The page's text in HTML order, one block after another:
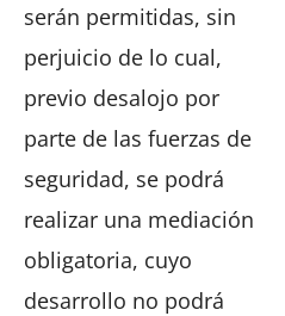
serán permitidas, sin
perjuicio de lo cual,
previo desalojo por
parte de las fuerzas de
seguridad, se podrá
realizar una mediación
obligatoria, cuyo
desarrollo no podrá